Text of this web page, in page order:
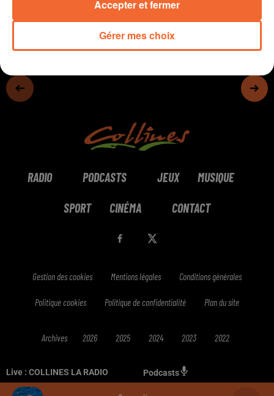
Live : COLLINES LA RADIO Podcasts
RADIO PODCASTS JEUX MUSIQUE
SPORT CINÉMA CONTACT
Gestion des cookies Mentions légales Conditions générales
Politique cookies Politique de confidentialité Plan du site
Archives 2026 2025 2024 2023 2022
Gérer mes choix
Accepter et fermer